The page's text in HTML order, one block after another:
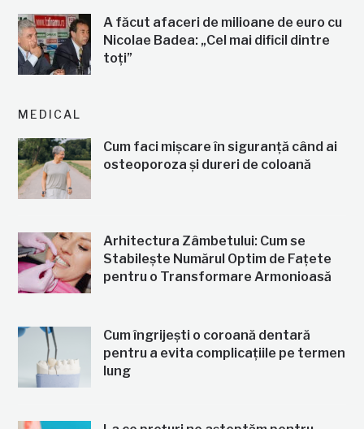
A făcut afaceri de milioane de euro cu
Nicolae Badea: „Cel mai dificil dintre
toți”
MEDICAL
Cum faci mișcare în siguranță când ai
osteoporoza și dureri de coloană
Arhitectura Zâmbetului: Cum se
Stabilește Numărul Optim de Fațete
pentru o Transformare Armonioasă
Cum îngrijești o coroană dentară
pentru a evita complicațiile pe termen
lung